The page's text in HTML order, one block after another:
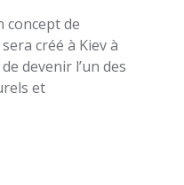
concept de
créé à Kiev à
devenir l’un des
et